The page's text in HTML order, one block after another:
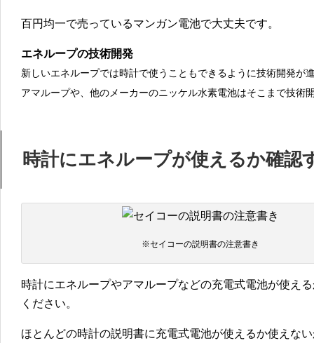
百円均一で売っているマンガン電池で大丈夫です。
エネループの技術開発
新しいエネループでは時計で使うこともできるように技術開発が
アマループや、他のメーカーのニッケル水素電池はそこまで技術
時計にエネループが使えるか確認
※セイコーの説明書の注意書き
時計にエネループやアマループなどの充電式電池が使え
ください。
ほとんどの時計の説明書に充電式電池が使えるか使えな